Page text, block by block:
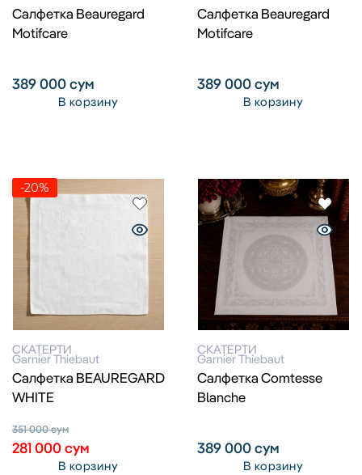
Салфетка Beauregard
Motifcare
389 000сум
В корзину
Салфетка Beauregard
Motifcare
389 000сум
В корзину
-20%
СКАТЕРТИ
Garnier Thiebaut
Салфетка BEAUREGARD
WHITE
351 000сум
281 000сум
В корзину
СКАТЕРТИ
Garnier Thiebaut
Салфетка Comtesse
Blanche
389 000сум
В корзину